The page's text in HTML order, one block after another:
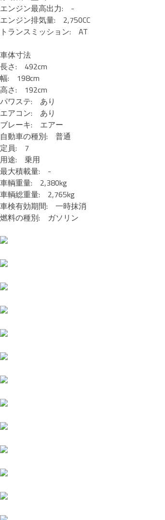
エンジン最高出力: -
エンジン排気量: 2,750CC
トランスミッション: AT
車体寸法
長さ: 492cm
幅: 198cm
高さ: 192cm
パワステ: あり
エアコン: あり
ブレーキ: エアー
自動車の種別: 普通
定員: 7
用途: 乗用
最大積載量: -
車輌重量: 2,380kg
車輌総重量: 2,765kg
車検有効期間: 一時抹消
燃料の種別: ガソリン